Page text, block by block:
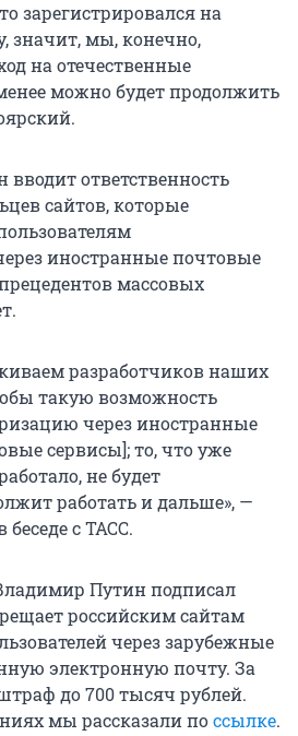
зарегистрировался на
значит, мы, конечно,
на отечественные
можно будет продолжить
вводит ответственность
сайтов, которые
иностранные почтовые
массовых
разработчиков наших
такую возможность
через иностранные
сервисы]; то, что уже
не будет
работать и дальше», —
с ТАСС.
Путин подписал
российским сайтам
через зарубежные
электронную почту. За
до 700 тысяч рублей.
мы рассказали поссылке.